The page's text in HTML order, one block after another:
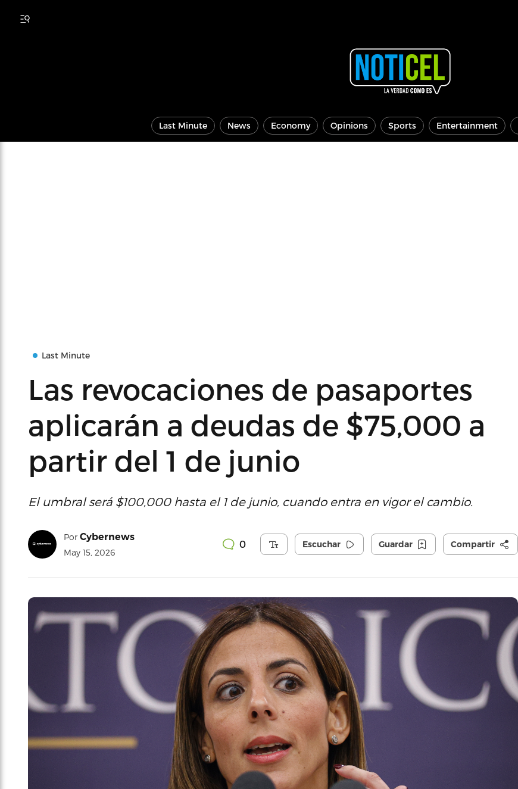
Last Minute News Economy Opinions Sports Entertainment
Last Minute
Las revocaciones de pasaportes
aplicarán a deudas de $75,000 a
partir del 1 de junio
El umbral será $100,000 hasta el 1 de junio, cuando entra en vigor el cambio.
Por Cybernews
May 15, 2026
0 Escuchar Guardar Compartir